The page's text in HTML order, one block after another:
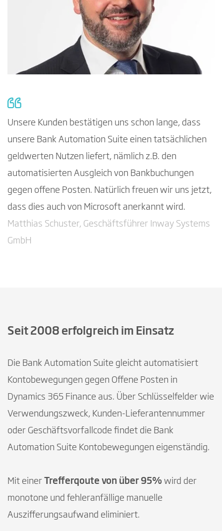
Unsere Kunden bestätigen uns schon lange, dass
unsere Bank Automation Suite einen tatsächlichen
geldwerten Nutzen liefert, nämlich z.B. den
automatisierten Ausgleich von Bankbuchungen
gegen offene Posten. Natürlich freuen wir uns jetzt,
dass dies auch von Microsoft anerkannt wird.
Matthias Schuster, Geschäftsführer Inway Systems
GmbH
Seit 2008 erfolgreich im Einsatz
Die Bank Automation Suite gleicht automatisiert
Kontobewegungen gegen Offene Posten in
Dynamics 365 Finance aus. Über Schlüsselfelder wie
Verwendungszweck, Kunden-Lieferantennummer
oder Geschäftsvorfallcode findet die Bank
Automation Suite Kontobewegungen eigenständig.
Mit einer Trefferqoute von über 95% wird der
monotone und fehleranfällige manuelle
Auszifferungsaufwand eliminiert.